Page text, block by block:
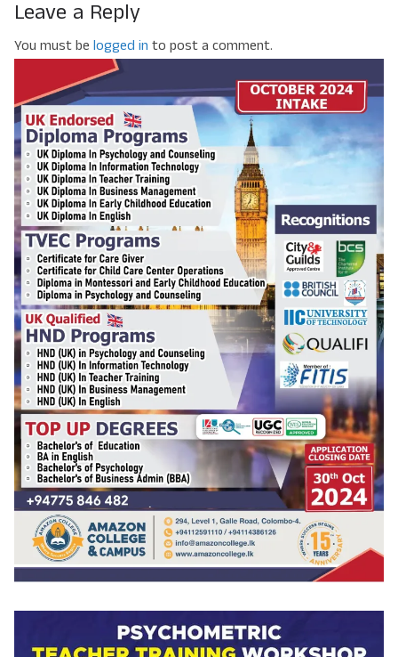
Leave a Reply
You must be logged in to post a comment.